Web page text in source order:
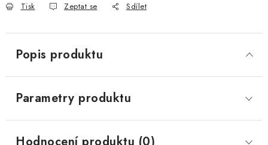
Tisk Zeptat se Sdílet
Popis produktu
Parametry produktu